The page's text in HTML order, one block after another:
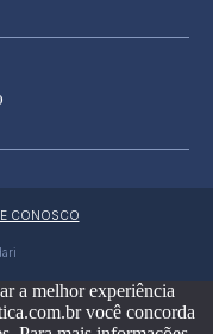
CONOSCO
a melhor experiência
você concorda